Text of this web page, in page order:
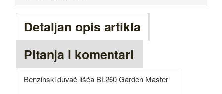
Detaljan opis artikla
Pitanja i komentari
Benzinski duvač lišća BL260 Garden Master